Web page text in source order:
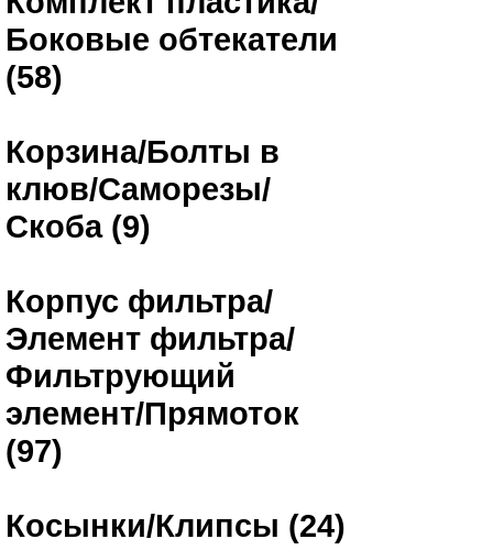
Боковые обтекатели
(58)
Корзина/Болты в
клюв/Саморезы/
Скоба (9)
Корпус фильтра/
Элемент фильтра/
Фильтрующий
элемент/Прямоток
(97)
Косынки/Клипсы (24)